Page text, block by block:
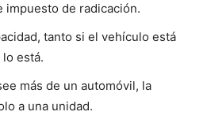
de radicación.
tanto si el vehículo está
está.
más de un automóvil, la
a una unidad.